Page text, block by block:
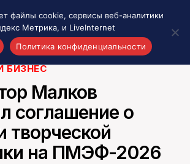
о Рязани и области
инфо
правительства Рязанской области
БИЗНЕС
Малков
соглашение о
творческой
на ПМЭФ-2026
файлы cookie, сервисы веб-аналитики
Метрика, и LiveInternet
Политика конфиденциальности